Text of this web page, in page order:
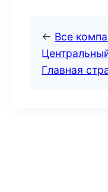
← Все
Главная